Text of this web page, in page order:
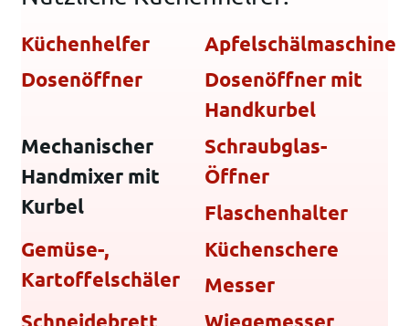
Küchenhelfer
Apfelschälmaschine
Dosenöffner
Dosenöffner mit
Handkurbel
Mechanischer
Handmixer mit
Kurbel
Schraubglas-
Öffner
Flaschenhalter
Gemüse-,
Kartoffelschäler
Küchenschere
Messer
Schneidebrett
Wiegemesser